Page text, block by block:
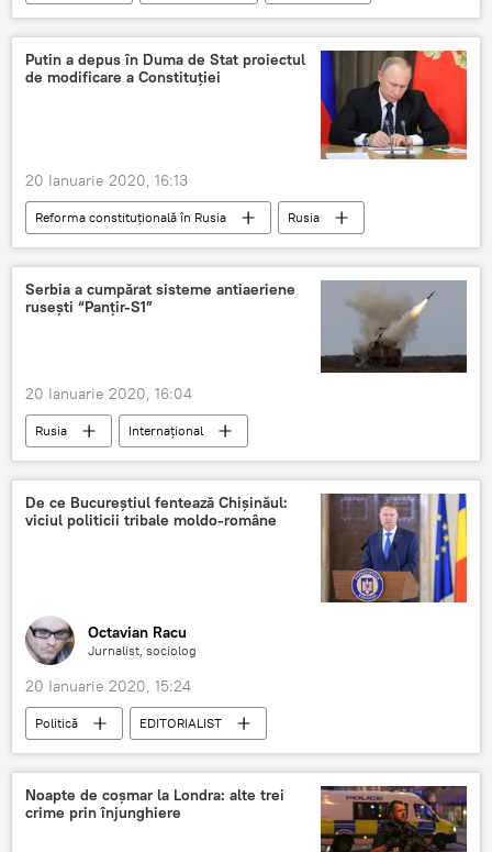
Putin a depus în Duma de Stat proiectul
de modificare a Constituției
20 Ianuarie 2020, 16:13
Reforma constituțională în Rusia
Rusia
Vladimir Putin
Constituția
Serbia a cumpărat sisteme antiaeriene
rusești “Panțir-S1”
20 Ianuarie 2020, 16:04
Rusia
Internaţional
Sisteme antiracheta
De ce Bucureștiul fentează Chișinăul:
viciul politicii tribale moldo-române
Octavian Racu
Jurnalist, sociolog
20 Ianuarie 2020, 15:24
Politică
EDITORIALIST
republica Moldova
România
Noapte de coşmar la Londra: alte trei
crime prin înjunghiere